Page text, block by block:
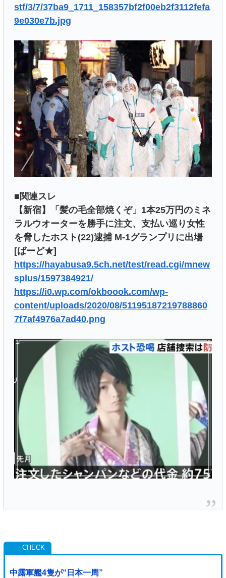
stf/3/7/37ba9_1711_158357bf2f00eb2f3112fefa
9e030e7b.jpg
■関連スレ
【新宿】「髪の毛全部焼くぞ」1本25万円のミネ
ラルウオーターを勝手に注文、支払い巡り女性
を脅したホスト(22)逮捕 M-1グランプリに出場
[ばーど★]
https://hayabusa9.5ch.net/test/read.cgi/mnew
splus/1597384921/
https://i0.wp.com/okboook.com/wp-
content/uploads/2020/08/51195187219788860
7f7af4976a7ad40.png
中露軍艦4隻が“日本一周”